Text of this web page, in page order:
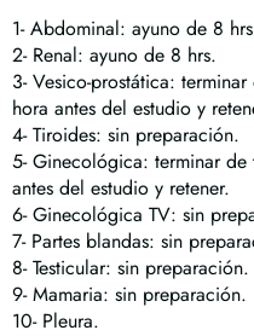
1- Abdominal: ayuno de 8
2- Renal: ayuno de 8 hrs.
3- Vesico-prostática:
hora antes del estudio y
4- Tiroides: sin preparación.
5- Ginecológica: terminar
antes del estudio y retener.
6- Ginecológica TV: sin
7- Partes blandas: sin
8- Testicular: sin preparación.
9- Mamaria: sin preparación.
10- Pleura.